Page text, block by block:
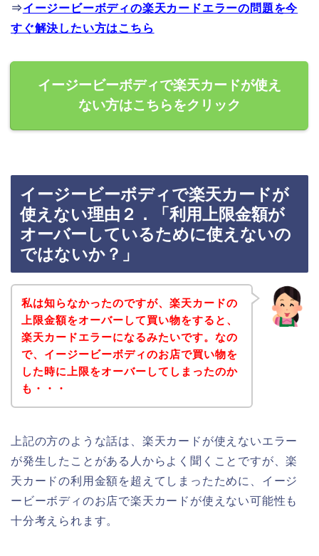
⇒イージービーボディの楽天カードエラーの問題を今
すぐ解決したい方はこちら
イージービーボディで楽天カードが使え
ない方はこちらをクリック
イージービーボディで楽天カードが
使えない理由２．「利用上限金額が
オーバーしているために使えないの
ではないか？」
私は知らなかったのですが、楽天カードの
上限金額をオーバーして買い物をすると、
楽天カードエラーになるみたいです。なの
で、イージービーボディのお店で買い物を
した時に上限をオーバーしてしまったのか
も・・・
上記の方のような話は、楽天カードが使えないエラー
が発生したことがある人からよく聞くことですが、楽
天カードの利用金額を超えてしまったために、イージ
ービーボディのお店で楽天カードが使えない可能性も
十分考えられます。